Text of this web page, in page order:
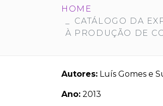
HOME
CATÁLOGO DA
À PRODUÇÃO DE
Autores: Luís Gomes e
Ano: 2013